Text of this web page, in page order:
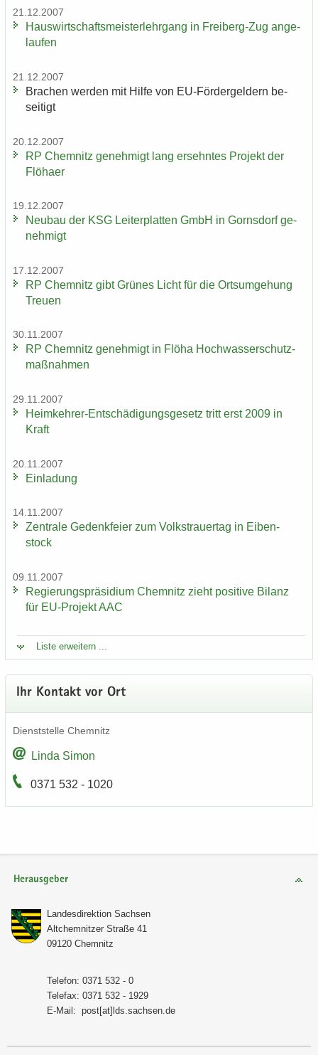
21.12.2007
Haus­wirt­schafts­meis­ter­lehr­gang in Freiberg-​Zug an­ge­
lau­fen
21.12.2007
Bra­chen wer­den mit Hilfe von EU-​Fördergeldern be­
sei­tigt
20.12.2007
RP Chem­nitz ge­neh­migt lang er­sehn­tes Pro­jekt der
Flöha­er
19.12.2007
Neu­bau der KSG Lei­ter­plat­ten GmbH in Gorns­dorf ge­
neh­migt
17.12.2007
RP Chem­nitz gibt Grü­nes Licht für die Orts­um­ge­hung
Treu­en
30.11.2007
RP Chem­nitz ge­neh­migt in Flöha Hoch­was­ser­schutz­
maß­nah­men
29.11.2007
Heimkehrer-​Entschädigungsgesetz tritt erst 2009 in
Kraft
20.11.2007
Ein­la­dung
14.11.2007
Zen­tra­le Ge­denk­fei­er zum Volks­trau­er­tag in Ei­ben­
stock
09.11.2007
Re­gie­rungs­prä­si­di­um Chem­nitz zieht po­si­ti­ve Bi­lanz
für EU-​Projekt AAC
Liste er­wei­tern ...
Ihr Kon­takt vor Ort
Dienst­stel­le Chem­nitz
Linda Simon
0371 532 - 1020
Herausgeber
Lan­des­di­rek­ti­on Sach­sen
Alt­chem­nit­zer Stra­ße 41
09120 Chem­nitz
Te­le­fon: 0371 532 - 0
Te­le­fax: 0371 532 - 1929
E-​Mail: post[at]lds.sach­sen.de